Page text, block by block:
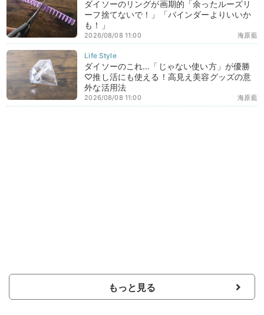
ダイソーのリングが画期的「余ったルーズリ
ーフ捨てないで！」「バインダーよりいいか
も！」
海原藍
2026/08/08 11:00
ダイソーのこれ…「じゃない使い方」が優勝
♡推し活にも使える！高見え美容グッズの意
外な活用法
海原藍
2026/08/08 11:00
もっと見る